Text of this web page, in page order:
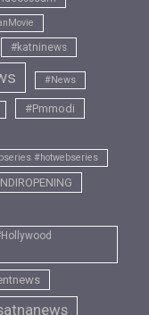
#katninews
#News
#Pmmodi
#hotwebseries